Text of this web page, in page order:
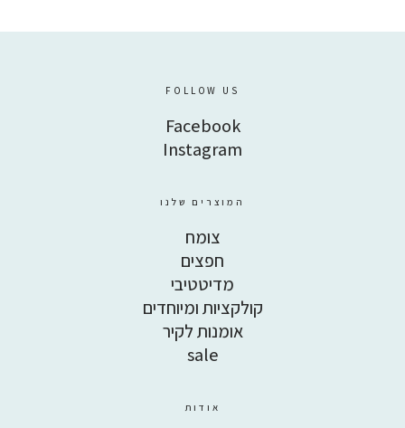
FOLLOW US
Facebook
Instagram
המוצרים שלנו
צומח
חפצים
מדיטטיבי
קולקציות ומיוחדים
אומנות לקיר
sale
אודות